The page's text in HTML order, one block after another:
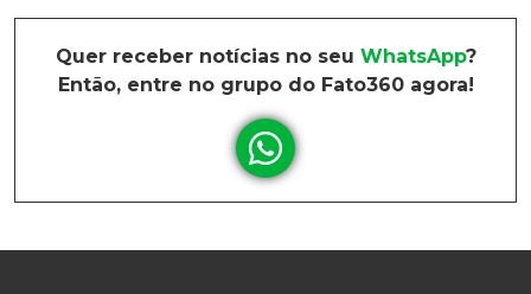
Quer receber notícias no seu WhatsApp?
Então, entre no grupo do Fato360 agora!